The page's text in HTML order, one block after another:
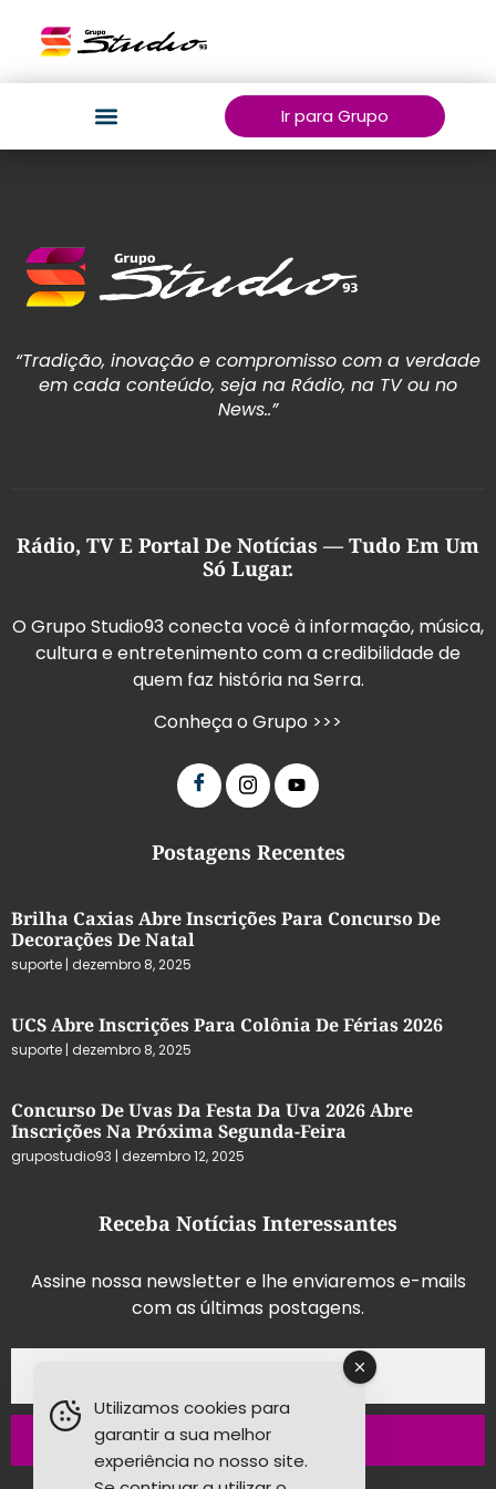
Ir para Grupo
“Tradição, inovação e compromisso com a verdade
em cada conteúdo, seja na Rádio, na TV ou no
News..”
Rádio, TV E Portal De Notícias — Tudo Em Um
Só Lugar.
O Grupo Studio93 conecta você à informação, música,
cultura e entretenimento com a credibilidade de
quem faz história na Serra.
Conheça o Grupo >>>
Postagens Recentes
Brilha Caxias Abre Inscrições Para Concurso De
Decorações De Natal
suporte dezembro 8, 2025
UCS Abre Inscrições Para Colônia De Férias 2026
suporte dezembro 8, 2025
Concurso De Uvas Da Festa Da Uva 2026 Abre
Inscrições Na Próxima Segunda-Feira
grupostudio93 dezembro 12, 2025
Receba Notícias Interessantes
Assine nossa newsletter e lhe enviaremos e-mails
com as últimas postagens.
Inscrever-se
Utilizamos cookies para
garantir a sua melhor
experiência no nosso site.